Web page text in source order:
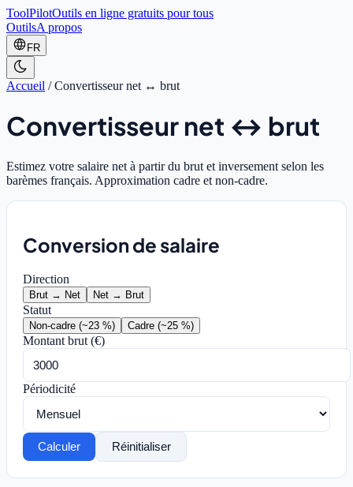
ToolPilotOutils en ligne gratuits pour tous
OutilsA propos
FR
Accueil /Convertisseur net ↔ brut
Convertisseur net ↔ brut
Estimez votre salaire net à partir du brut et inversement selon les
barèmes français. Approximation cadre et non-cadre.
Conversion de salaire
Direction
Brut → Net Net → Brut
Statut
Non-cadre (~23 %) Cadre (~25 %)
Montant brut (€)
Périodicité
Calculer Réinitialiser